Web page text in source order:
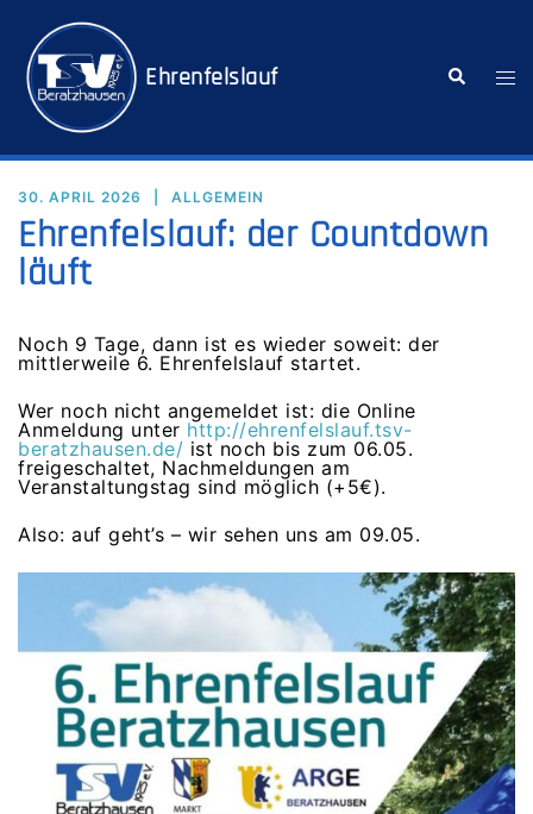
Inhalt
springen
Ehrenfelslauf Suche
30. APRIL 2026 ALLGEMEIN
Ehrenfelslauf: der Countdown
läuft
Noch 9 Tage, dann ist es wieder soweit: der
mittlerweile 6. Ehrenfelslauf startet.
Wer noch nicht angemeldet ist: die Online
Anmeldung unter http://ehrenfelslauf.tsv-
beratzhausen.de/ ist noch bis zum 06.05.
freigeschaltet, Nachmeldungen am
Veranstaltungstag sind möglich (+5€).
Also: auf geht’s – wir sehen uns am 09.05.